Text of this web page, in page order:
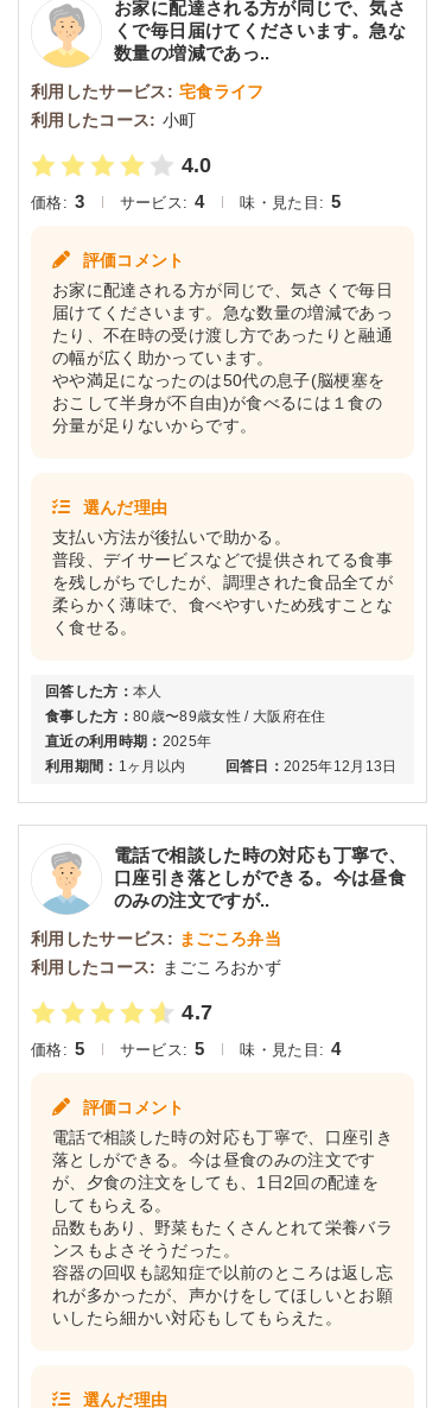
お家に配達される方が同じで、気さ
くで毎日届けてくださいます。急な
数量の増減であっ..
回答した方： 本人
食事した方： 80歳〜89歳女性 / 大阪府在住
直近の利用時期： 2025年
利用期間： 1ヶ月以内 回答日： 2025年12月13日
利用したサービス: 宅食ライフ
利用したコース: 小町
4.0
価格: 3 サービス: 4 味・見た目: 5
評価コメント
お家に配達される方が同じで、気さくで毎日
届けてくださいます。急な数量の増減であっ
たり、不在時の受け渡し方であったりと融通
の幅が広く助かっています。
やや満足になったのは50代の息子(脳梗塞を
おこして半身が不自由)が食べるには１食の
分量が足りないからです。
選んだ理由
支払い方法が後払いで助かる。
普段、デイサービスなどで提供されてる食事
を残しがちでしたが、調理された食品全てが
柔らかく薄味で、食べやすいため残すことな
く食せる。
電話で相談した時の対応も丁寧で、
口座引き落としができる。今は昼食
のみの注文ですが..
利用したサービス: まごころ弁当
利用したコース: まごころおかず
4.7
価格: 5 サービス: 5 味・見た目: 4
評価コメント
電話で相談した時の対応も丁寧で、口座引き
落としができる。今は昼食のみの注文です
が、夕食の注文をしても、1日2回の配達を
してもらえる。
品数もあり、野菜もたくさんとれて栄養バラ
ンスもよさそうだった。
容器の回収も認知症で以前のところは返し忘
れが多かったが、声かけをしてほしいとお願
いしたら細かい対応もしてもらえた。
選んだ理由